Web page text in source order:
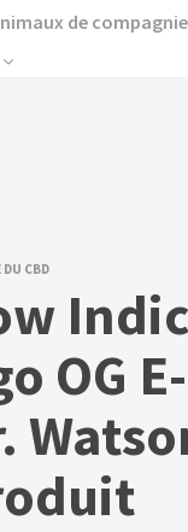
de compagnie
DU CBD
OG